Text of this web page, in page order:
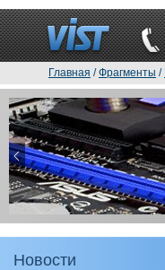
Главная /Фрагменты /
Новости